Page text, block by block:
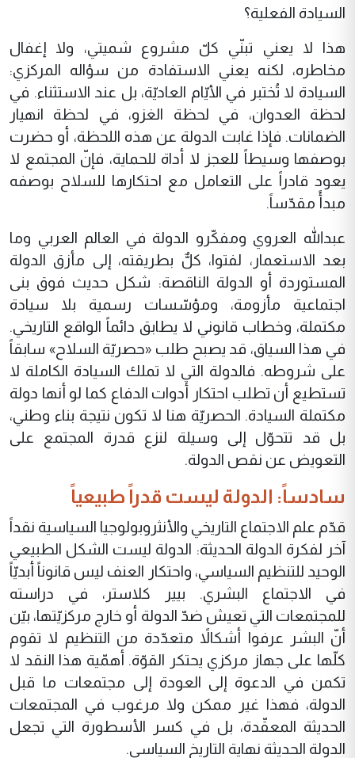
السيادة الفعلية؟
هذا لا يعني تبنّي كلّ مشروع شميتي، ولا إغفال
مخاطره، لكنه يعني الاستفادة من سؤاله المركزي:
السيادة لا تُختبر في الأيّام العاديّة، بل عند الاستثناء. في
لحظة العدوان، في لحظة الغزو، في لحظة انهيار
الضمانات. فإذا غابت الدولة عن هذه اللحظة، أو حضرت
بوصفها وسيطاً للعجز لا أداة للحماية، فإنّ المجتمع لا
يعود قادراً على التعامل مع احتكارها للسلاح بوصفه
مبدأً مقدّساً.
عبدالله العروي ومفكّرو الدولة في العالم العربي وما
بعد الاستعمار، لفتوا، كلٌّ بطريقته، إلى مأزق الدولة
المستوردة أو الدولة الناقصة: شكل حديث فوق بنى
اجتماعية مأزومة، ومؤسّسات رسمية بلا سيادة
مكتملة، وخطاب قانوني لا يطابق دائماً الواقع التاريخي.
في هذا السياق، قد يصبح طلب «حصريّة السلاح» سابقاً
على شروطه. فالدولة التي لا تملك السيادة الكاملة لا
تستطيع أن تطلب احتكار أدوات الدفاع كما لو أنها دولة
مكتملة السيادة. الحصريّة هنا لا تكون نتيجة بناء وطني،
بل قد تتحوّل إلى وسيلة لنزع قدرة المجتمع على
التعويض عن نقص الدولة.
سادساً: الدولة ليست قدراً طبيعياً
قدّم علم الاجتماع التاريخي والأنثروبولوجيا السياسية نقداً
آخر لفكرة الدولة الحديثة: الدولة ليست الشكل الطبيعي
الوحيد للتنظيم السياسي، واحتكار العنف ليس قانوناً أبديّاً
في الاجتماع البشري. بيير كلاستر، في دراسته
للمجتمعات التي تعيش ضدّ الدولة أو خارج مركزيّتها، بيّن
أنّ البشر عرفوا أشكالاً متعدّدة من التنظيم لا تقوم
كلّها على جهاز مركزي يحتكر القوّة. أهمّية هذا النقد لا
تكمن في الدعوة إلى العودة إلى مجتمعات ما قبل
الدولة، فهذا غير ممكن ولا مرغوب في المجتمعات
الحديثة المعقّدة، بل في كسر الأسطورة التي تجعل
الدولة الحديثة نهاية التاريخ السياسي.